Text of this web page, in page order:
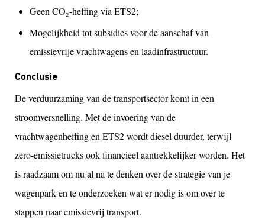
Geen CO₂-heffing via ETS2;
Mogelijkheid tot subsidies voor de aanschaf van
emissievrije vrachtwagens en laadinfrastructuur.
Conclusie
De verduurzaming van de transportsector komt in een
stroomversnelling. Met de invoering van de
vrachtwagenheffing en ETS2 wordt diesel duurder, terwijl
zero-emissietrucks ook financieel aantrekkelijker worden. Het
is raadzaam om nu al na te denken over de strategie van je
wagenpark en te onderzoeken wat er nodig is om over te
stappen naar emissievrij transport.